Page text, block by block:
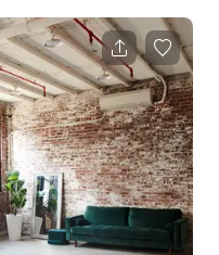
est un
partie principale à louer
présentée dans les trois
comprend les deux